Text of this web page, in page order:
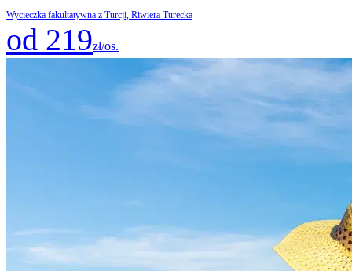
Wycieczka fakultatywna z Turcji, Riwiera Turecka
od 219zł/os.